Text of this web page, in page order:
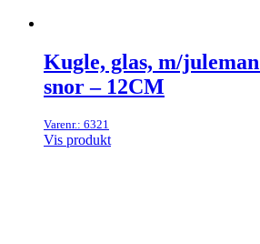
Kugle, glas, m/
snor – 12CM
Varenr.: 6321
Vis produkt